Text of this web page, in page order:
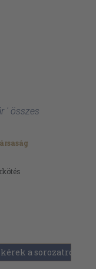
' összes
a sorozatról